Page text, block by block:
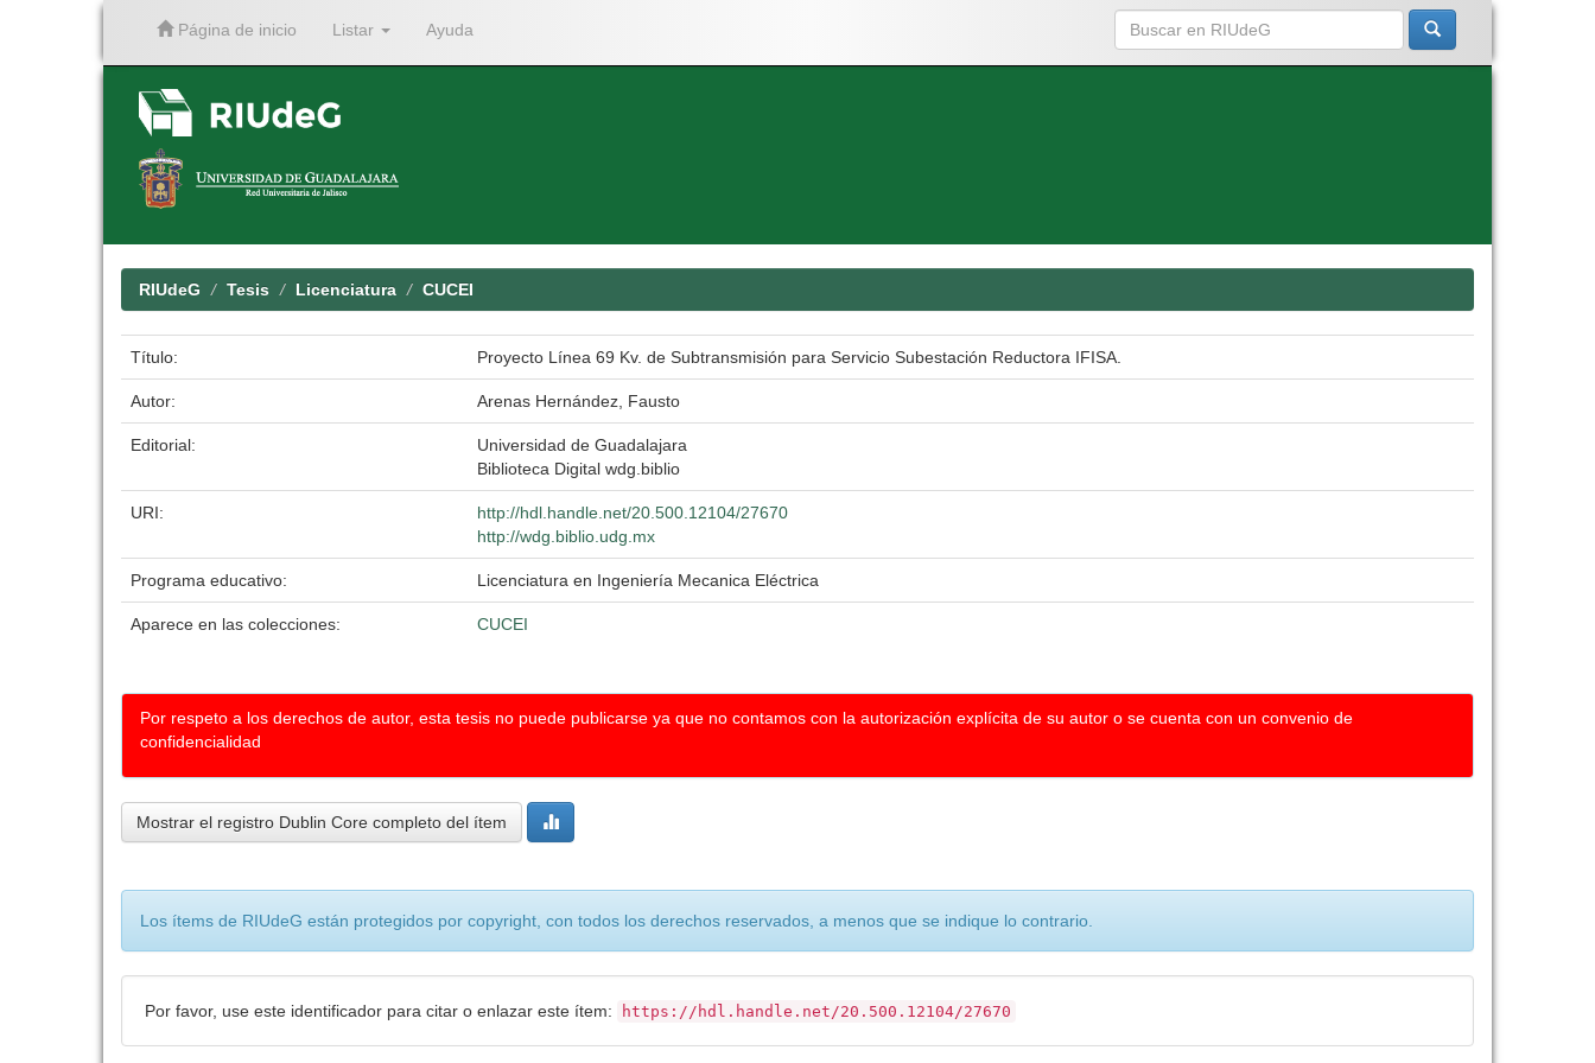
Página de inicio Listar Ayuda
RIUdeG Tesis Licenciatura CUCEI
Título: Proyecto Línea 69 Kv. de Subtransmisión para Servicio Subestación Reductora IFISA.
Autor: Arenas Hernández, Fausto
Editorial:
Universidad de Guadalajara
Biblioteca Digital wdg.biblio
URI:
http://hdl.handle.net/20.500.12104/27670
http://wdg.biblio.udg.mx
Programa educativo: Licenciatura en Ingeniería Mecanica Eléctrica
Aparece en las colecciones: CUCEI
Por respeto a los derechos de autor, esta tesis no puede publicarse ya que no contamos con la autorización explícita de su autor o se cuenta con un convenio de
confidencialidad
Mostrar el registro Dublin Core completo del ítem
Los ítems de RIUdeG están protegidos por copyright, con todos los derechos reservados, a menos que se indique lo contrario.
Por favor, use este identificador para citar o enlazar este ítem: https://hdl.handle.net/20.500.12104/27670